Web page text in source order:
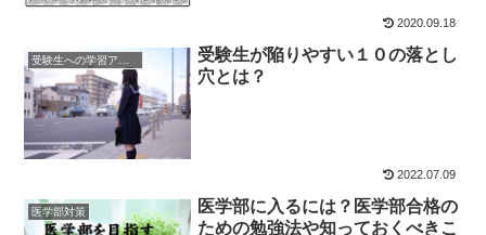
2020.09.18
受験生が陥りやすい１０の落とし
穴とは？
2022.07.09
医学部対策
医学部に入るには？医学部合格の
ための勉強法や知っておくべきこ